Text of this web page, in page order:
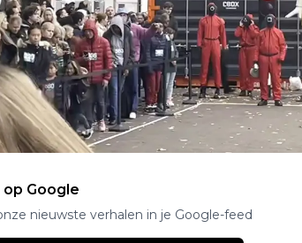
op Google
nieuwste verhalen in je Google-feed